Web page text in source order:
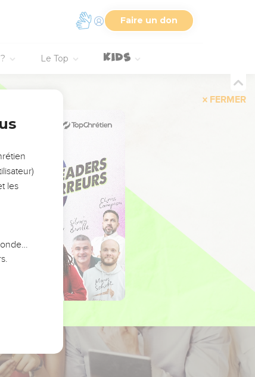
Faire un don
Le Top
FERMER
les